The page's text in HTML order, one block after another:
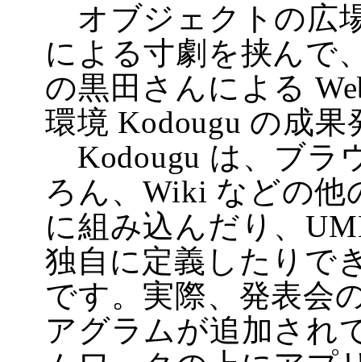
オブジェクトの広
による寸劇を挟んで
の黒田さんによる
環境 Kodougu の成果
Kodougu は、ブラ
ろん、Wiki などの
に組み込んだり、
独自に定義したりで
です。実際、発表会
アグラムが追加され